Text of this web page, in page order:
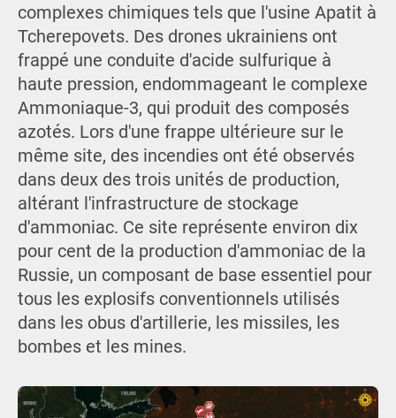
complexes chimiques tels que l'usine Apatit à
Tcherepovets. Des drones ukrainiens ont
frappé une conduite d'acide sulfurique à
haute pression, endommageant le complexe
Ammoniaque-3, qui produit des composés
azotés. Lors d'une frappe ultérieure sur le
même site, des incendies ont été observés
dans deux des trois unités de production,
altérant l'infrastructure de stockage
d'ammoniac. Ce site représente environ dix
pour cent de la production d'ammoniac de la
Russie, un composant de base essentiel pour
tous les explosifs conventionnels utilisés
dans les obus d'artillerie, les missiles, les
bombes et les mines.